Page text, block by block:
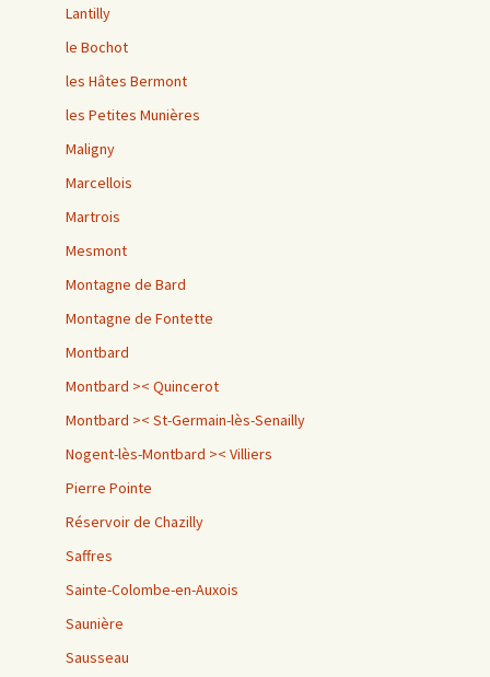
Lantilly
le Bochot
les Hâtes Bermont
les Petites Munières
Maligny
Marcellois
Martrois
Mesmont
Montagne de Bard
Montagne de Fontette
Montbard
Montbard >< Quincerot
Montbard >< St-Germain-lès-Senailly
Nogent-lès-Montbard >< Villiers
Pierre Pointe
Réservoir de Chazilly
Saffres
Sainte-Colombe-en-Auxois
Saunière
Sausseau